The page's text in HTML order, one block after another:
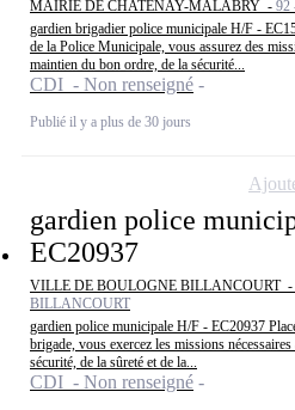
MAIRIE DE CHATENAY-MALABRY - 92
gardien brigadier police municipale H/F -
de la Police Municipale, vous assurez des
maintien du bon ordre, de la sécurité...
CDI - Non renseigné
Publié il y a plus de 30 jours
gardien police
EC20937
VILLE DE BOULOGNE BILLANCOURT -
BILLANCOURT
gardien police municipale H/F - EC20937
brigade, vous exercez les missions
sécurité, de la sûreté et de la...
CDI - Non renseigné